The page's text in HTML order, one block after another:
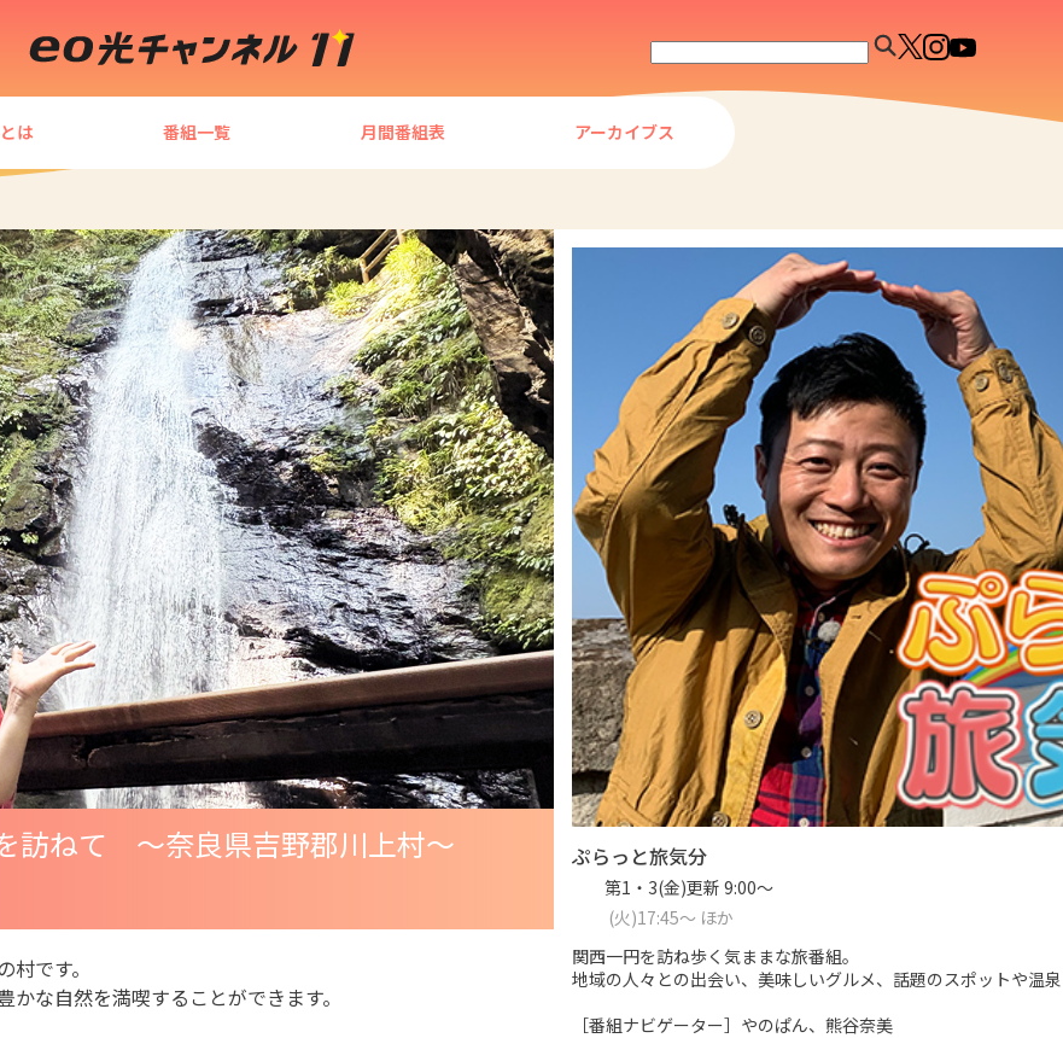
は 番組一覧 月間番組表 アーカイブス
訪ねて ～奈良県吉野郡川上村～
です。
な自然を満喫することができます。
ぷらっと旅気分
第1・3(金)更新 9:00～
(火)17:45～ ほか
関西一円を訪ね歩く気ままな旅番組。
地域の人々との出会い、美味しいグルメ、話題のスポットや温
［番組ナビゲーター］やのぱん、熊谷奈美